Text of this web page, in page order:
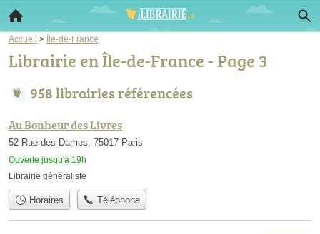
Accueil > Île-de-France
Librairie en Île-de-France - Page 3
958 librairies référencées
Au Bonheur des Livres
52 Rue des Dames, 75017 Paris
Ouverte jusqu'à 19h
Librairie généraliste
Horaires Téléphone